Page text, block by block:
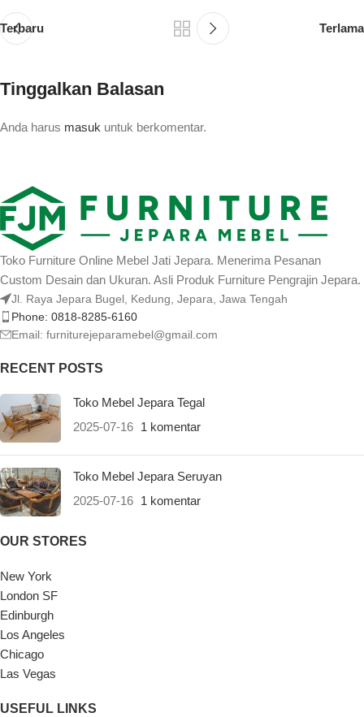
Terbaru Terlama
Tinggalkan Balasan
Anda harus masuk untuk berkomentar.
Toko Furniture Online Mebel Jati Jepara. Menerima Pesanan
Custom Desain dan Ukuran. Asli Produk Furniture Pengrajin Jepara.
Jl. Raya Jepara Bugel, Kedung, Jepara, Jawa Tengah
Phone: 0818-8285-6160
Email: furniturejeparamebel@gmail.com
RECENT POSTS
Toko Mebel Jepara Tegal
2025-07-16 1 komentar
Toko Mebel Jepara Seruyan
2025-07-16 1 komentar
OUR STORES
New York
London SF
Edinburgh
Los Angeles
Chicago
Las Vegas
USEFUL LINKS